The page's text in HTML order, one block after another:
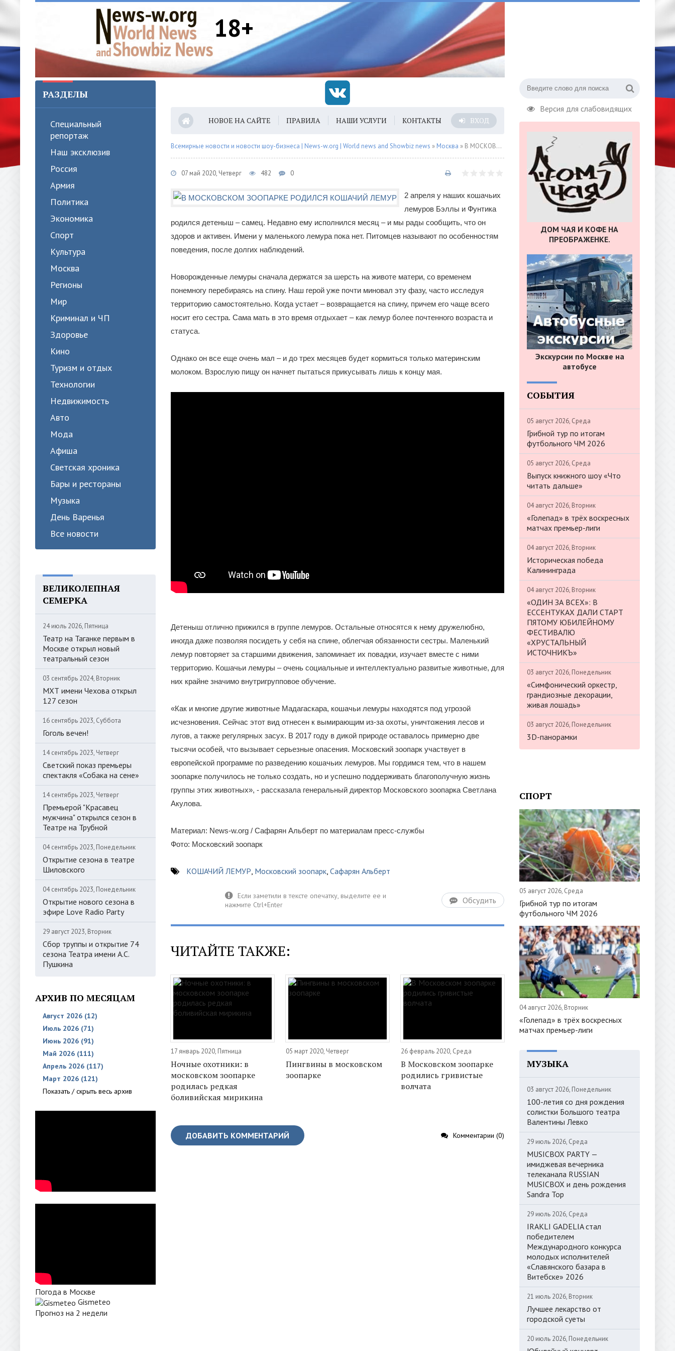
18+
Версия для слабовидящих
РАЗДЕЛЫ
Специальный
репортаж
Наш эксклюзив
Россия
Армия
Политика
Экономика
Спорт
Культура
Москва
Регионы
Мир
Криминал и ЧП
Здоровье
Кино
Туризм и отдых
Технологии
Недвижимость
Авто
Мода
Афиша
Светская хроника
Бары и рестораны
Музыка
День Варенья
Все новости
ВЕЛИКОЛЕПНАЯ
СЕМЕРКА
24 июль 2026, Пятница
Театр на Таганке первым в
Москве открыл новый
театральный сезон
03 сентябрь 2024, Вторник
МХТ имени Чехова открыл
127 сезон
16 сентябрь 2023, Суббота
Гоголь вечен!
14 сентябрь 2023, Четверг
Светский показ премьеры
спектакля «Собака на сене»
14 сентябрь 2023, Четверг
Премьерой "Красавец
мужчина" открылся сезон в
Театре на Трубной
04 сентябрь 2023, Понедельник
Открытие сезона в театре
Шиловского
04 сентябрь 2023, Понедельник
Открытие нового сезона в
эфире Love Radio Party
29 август 2023, Вторник
Сбор труппы и открытие 74
сезона Театра имени А.С.
Пушкина
АРХИВ ПО МЕСЯЦАМ
Август 2026 (12)
Июль 2026 (71)
Июнь 2026 (91)
Май 2026 (111)
Апрель 2026 (117)
Март 2026 (121)
Показать / скрыть весь архив
Погода в Москве
Gismeteo
Прогноз на 2 недели
НОВОЕ НА САЙТЕ ПРАВИЛА НАШИ УСЛУГИ КОНТАКТЫ ВХОД
Всемирные новости и новости шоу-бизнеса | News-w.org | World news and Showbiz news » Москва » В МОСКОВСКОМ ЗООПАРКЕ РОДИЛСЯ КОШАЧИЙ ЛЕМУР
07 май 2020, Четверг 482 0
2 апреля у наших кошачьих
лемуров Бэллы и Фунтика
родился детеныш – самец. Недавно ему исполнился месяц – и мы рады сообщить, что он
здоров и активен. Имени у маленького лемура пока нет. Питомцев называют по особенностям
поведения, после долгих наблюдений.
Новорожденные лемуры сначала держатся за шерсть на животе матери, со временем
понемногу перебираясь на спину. Наш герой уже почти миновал эту фазу, часто исследуя
территорию самостоятельно. Когда устает – возвращается на спину, причем его чаще всего
носит его сестра. Сама мать в это время отдыхает – как лемур более почтенного возраста и
статуса.
Однако он все еще очень мал – и до трех месяцев будет кормиться только материнским
молоком. Взрослую пищу он начнет пытаться прикусывать лишь к концу мая.
Детеныш отлично прижился в группе лемуров. Остальные относятся к нему дружелюбно,
иногда даже позволяя посидеть у себя на спине, облегчая обязанности сестры. Маленький
лемур повторяет за старшими движения, запоминает их повадки, изучает вместе с ними
территорию. Кошачьи лемуры – очень социальные и интеллектуально развитые животные, для
них крайне значимо внутригрупповое обучение.
«Как и многие другие животные Мадагаскара, кошачьи лемуры находятся под угрозой
исчезновения. Сейчас этот вид отнесен к вымирающим из-за охоты, уничтожения лесов и
лугов, а также регулярных засух. В 2017 году в дикой природе оставалось примерно две
тысячи особей, что вызывает серьезные опасения. Московский зоопарк участвует в
европейской программе по разведению кошачьих лемуров. Мы гордимся тем, что в нашем
зоопарке получилось не только создать, но и успешно поддерживать благополучную жизнь
группы этих животных», - рассказала генеральный директор Московского зоопарка Светлана
Акулова.
Материал: News-w.org / Сафарян Альберт по материалам пресс-службы
Фото: Московский зоопарк
КОШАЧИЙ ЛЕМУР, Московский зоопарк, Сафарян Альберт
Обсудить
ЧИТАЙТЕ ТАКЖЕ:
17 январь 2020, Пятница
Ночные охотники: в
московском зоопарке
родилась редкая
боливийская мирикина
05 март 2020, Четверг
Пингвины в московском
зоопарке
26 февраль 2020, Среда
В Московском зоопарке
родились гривистые
волчата
ДОБАВИТЬ КОММЕНТАРИЙ Комментарии (0)
ДОМ ЧАЯ И КОФЕ НА
ПРЕОБРАЖЕНКЕ.
Экскурсии по Москве на
автобусе
СОБЫТИЯ
05 август 2026, Среда
Грибной тур по итогам
футбольного ЧМ 2026
05 август 2026, Среда
Выпуск книжного шоу «Что
читать дальше»
04 август 2026, Вторник
«Голепад» в трёх воскресных
матчах премьер-лиги
04 август 2026, Вторник
Историческая победа
Калининграда
04 август 2026, Вторник
«ОДИН ЗА ВСЕХ»: В
ЕССЕНТУКАХ ДАЛИ СТАРТ
ПЯТОМУ ЮБИЛЕЙНОМУ
ФЕСТИВАЛЮ
«ХРУСТАЛЬНЫЙ
ИСТОЧНИКЪ»
03 август 2026, Понедельник
«Симфонический оркестр,
грандиозные декорации,
живая лошадь»
03 август 2026, Понедельник
3D-панорамки
СПОРТ
05 август 2026, Среда
Грибной тур по итогам
футбольного ЧМ 2026
04 август 2026, Вторник
«Голепад» в трёх воскресных
матчах премьер-лиги
МУЗЫКА
03 август 2026, Понедельник
100-летия со дня рождения
солистки Большого театра
Валентины Левко
29 июль 2026, Среда
MUSICBOX PARTY —
имиджевая вечерника
телеканала RUSSIAN
MUSICBOX и день рождения
Sandra Top
29 июль 2026, Среда
IRAKLI GADELIA стал
победителем
Международного конкурса
молодых исполнителей
«Славянского базара в
Витебске» 2026
21 июль 2026, Вторник
Лучшее лекарство от
городской суеты
20 июль 2026, Понедельник